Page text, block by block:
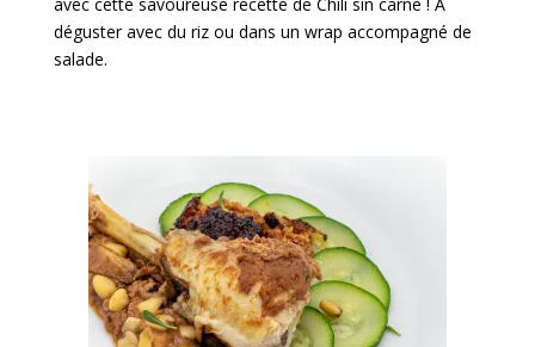
déguster avec du riz ou dans un wrap accompagné de
salade.